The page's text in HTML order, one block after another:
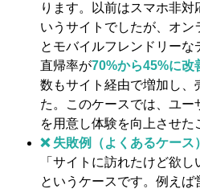
ります。以前はスマホ非
いうサイトでしたが、オン
とモバイルフレンドリーな
直帰率が70%から45%に改
数もサイト経由で増加し、
た。このケースでは、ユー
を用意し体験を向上させた
❌ 失敗例（よくあるケース
「サイトに訪れたけど欲し
というケースです。例え